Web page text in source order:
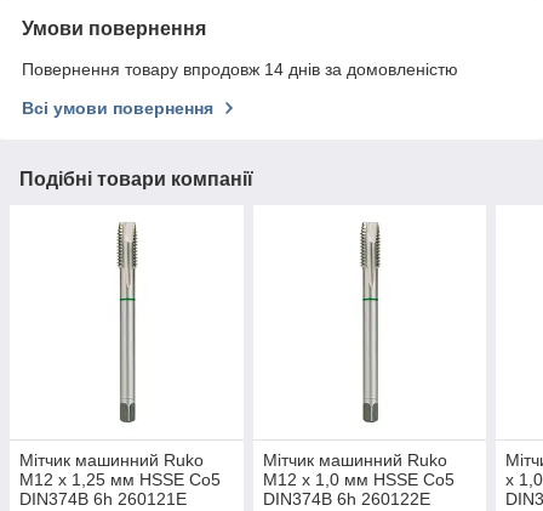
Умови повернення
Повернення товару впродовж 14 днів за домовленістю
Всі умови повернення
Подібні товари компанії
Мітчик машинний Ruko
M12 х 1,25 мм HSSE Co5
DIN374B 6h 260121E
Мітчик машинний Ruko
M12 х 1,0 мм HSSE Co5
DIN374B 6h 260122E
х